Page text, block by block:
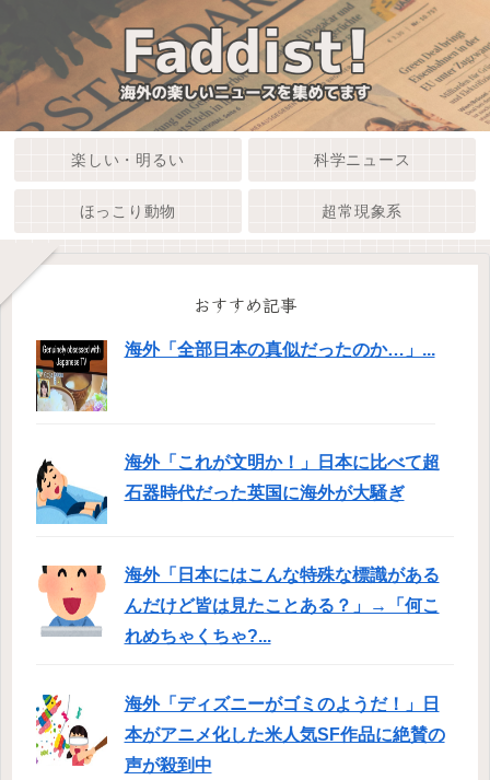
楽しい・明るい 科学ニュース
ほっこり動物 超常現象系
おすすめ記事
海外「全部日本の真似だったのか…」...
海外「これが文明か！」日本に比べて超
石器時代だった英国に海外が大騒ぎ
海外「日本にはこんな特殊な標識がある
んだけど皆は見たことある？」→「何こ
れめちゃくちゃ?...
海外「ディズニーがゴミのようだ！」日
本がアニメ化した米人気SF作品に絶賛の
声が殺到中